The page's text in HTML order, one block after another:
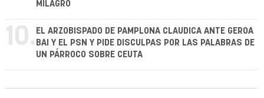
MILAGRO
10. EL ARZOBISPADO DE PAMPLONA CLAUDICA ANTE GEROA
BAI Y EL PSN Y PIDE DISCULPAS POR LAS PALABRAS DE
UN PÁRROCO SOBRE CEUTA